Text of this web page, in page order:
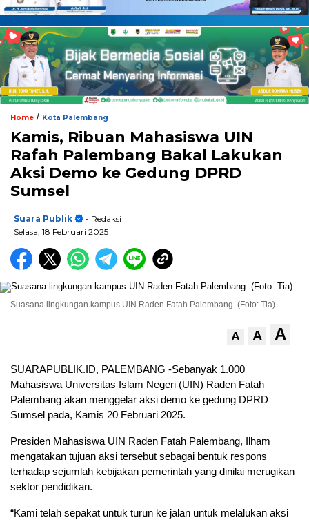
Home / Kota Palembang
Kamis, Ribuan Mahasiswa UIN
Rafah Palembang Bakal Lakukan
Aksi Demo ke Gedung DPRD
Sumsel
Suara Publik
- Redaksi
Selasa, 18 Februari 2025
Suasana lingkungan kampus UIN Raden Fatah Palembang. (Foto: Tia)
A A A
SUARAPUBLIK.ID, PALEMBANG -Sebanyak 1.000
Mahasiswa Universitas Islam Negeri (UIN) Raden Fatah
Palembang akan menggelar aksi demo ke gedung DPRD
Sumsel pada, Kamis 20 Februari 2025.
Presiden Mahasiswa UIN Raden Fatah Palembang, Ilham
mengatakan tujuan aksi tersebut sebagai bentuk respons
terhadap sejumlah kebijakan pemerintah yang dinilai merugikan
sektor pendidikan.
“Kami telah sepakat untuk turun ke jalan untuk melalukan aksi